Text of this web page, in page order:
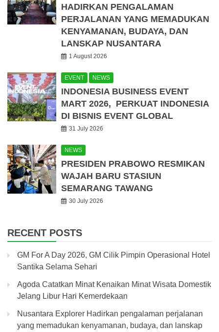
HADIRKAN PENGALAMAN
PERJALANAN YANG MEMADUKAN
KENYAMANAN, BUDAYA, DAN
LANSKAP NUSANTARA
1 August 2026
EVENT NEWS
INDONESIA BUSINESS EVENT
MART 2026, PERKUAT INDONESIA
DI BISNIS EVENT GLOBAL
31 July 2026
NEWS
PRESIDEN PRABOWO RESMIKAN
WAJAH BARU STASIUN
SEMARANG TAWANG
30 July 2026
RECENT POSTS
GM For A Day 2026, GM Cilik Pimpin Operasional Hotel
Santika Selama Sehari
Agoda Catatkan Minat Kenaikan Minat Wisata Domestik
Jelang Libur Hari Kemerdekaan
Nusantara Explorer Hadirkan pengalaman perjalanan
yang memadukan kenyamanan, budaya, dan lanskap